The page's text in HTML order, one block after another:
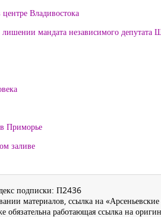
Владивостока
мандата независимого депутата
Приморье
заливе
подписки: П2436
материалов, ссылка на «Арсеньевские
работающая ссылка на